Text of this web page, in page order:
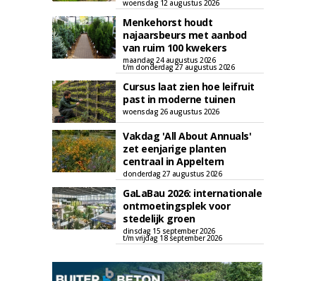
woensdag 12 augustus 2026
Menkehorst houdt
najaarsbeurs met aanbod
van ruim 100 kwekers
maandag 24 augustus 2026
t/m donderdag 27 augustus 2026
Cursus laat zien hoe leifruit
past in moderne tuinen
woensdag 26 augustus 2026
Vakdag 'All About Annuals'
zet eenjarige planten
centraal in Appeltern
donderdag 27 augustus 2026
GaLaBau 2026: internationale
ontmoetingsplek voor
stedelijk groen
dinsdag 15 september 2026
t/m vrijdag 18 september 2026